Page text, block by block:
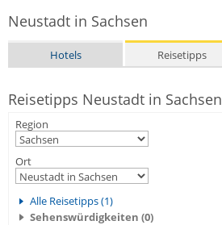
Neustadt in Sachsen
Hotels Reisetipps
Reisetipps Neustadt in Sachsen
Region
Ort
Alle Reisetipps (1)
Sehenswürdigkeiten (0)